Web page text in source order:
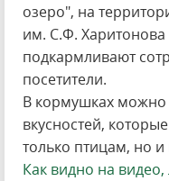
озеро", на
им. С.Ф.
подкармливают
посетители.
В кормушках можно
вкусностей,
только птицам, но
Как видно на